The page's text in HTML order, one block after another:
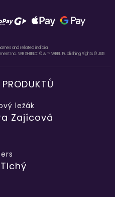
and related indicia
Inc. WB SHIELD: © & ™ WBEI. Publishing Rights © JKR.
ležák
Zajícová